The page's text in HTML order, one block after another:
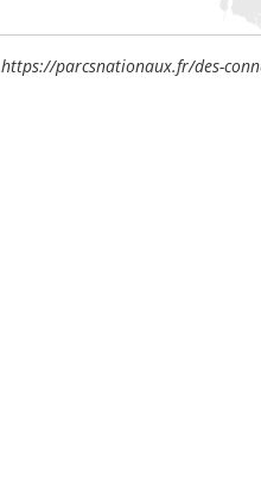
https://parcsnationaux.fr/des-